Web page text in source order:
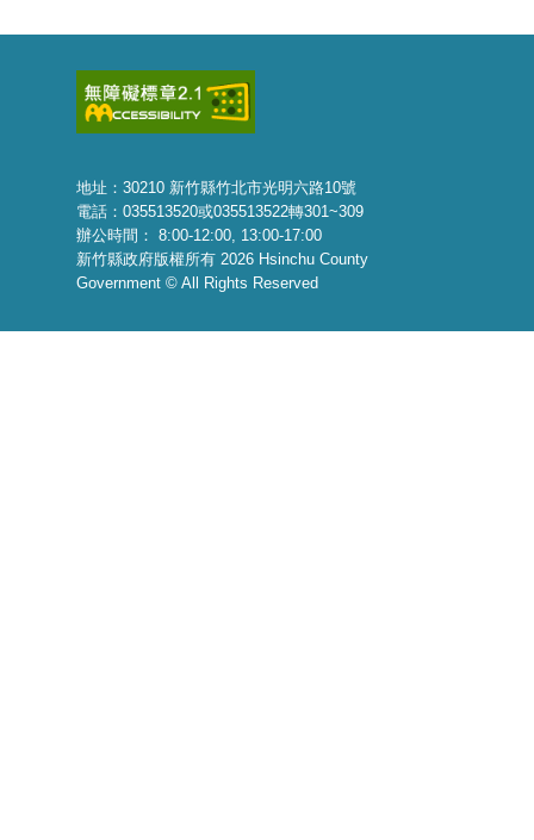
地址：30210 新竹縣竹北市光明六路10號
電話：035513520或035513522轉301~309
辦公時間： 8:00-12:00, 13:00-17:00
新竹縣政府版權所有 2026 Hsinchu County
Government © All Rights Reserved